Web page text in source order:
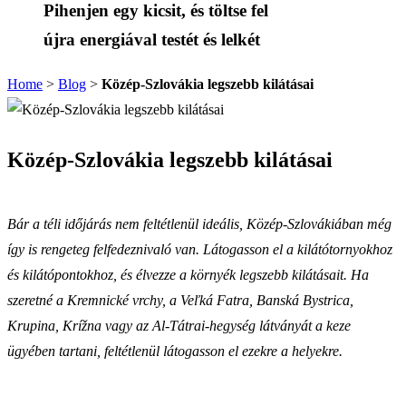
Pihenjen egy kicsit, és töltse fel
újra energiával testét és lelkét
Home > Blog > Közép-Szlovákia legszebb kilátásai
Közép-Szlovákia legszebb kilátásai
Bár a téli időjárás nem feltétlenül ideális, Közép-Szlovákiában még
így is rengeteg felfedeznivaló van. Látogasson el a kilátótornyokhoz
és kilátópontokhoz, és élvezze a környék legszebb kilátásait. Ha
szeretné a Kremnické vrchy, a Veľká Fatra, Banská Bystrica,
Krupina, Krížna vagy az Al-Tátrai-hegység látványát a keze
ügyében tartani, feltétlenül látogasson el ezekre a helyekre.